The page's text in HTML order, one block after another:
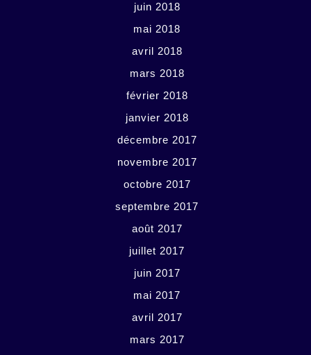
juin 2018
mai 2018
avril 2018
mars 2018
février 2018
janvier 2018
décembre 2017
novembre 2017
octobre 2017
septembre 2017
août 2017
juillet 2017
juin 2017
mai 2017
avril 2017
mars 2017